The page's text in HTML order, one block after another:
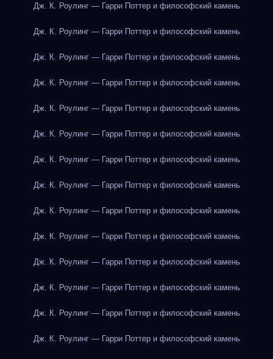
Дж. К. Роулинг — Гарри Поттер и философский камень
Дж. К. Роулинг — Гарри Поттер и философский камень
Дж. К. Роулинг — Гарри Поттер и философский камень
Дж. К. Роулинг — Гарри Поттер и философский камень
Дж. К. Роулинг — Гарри Поттер и философский камень
Дж. К. Роулинг — Гарри Поттер и философский камень
Дж. К. Роулинг — Гарри Поттер и философский камень
Дж. К. Роулинг — Гарри Поттер и философский камень
Дж. К. Роулинг — Гарри Поттер и философский камень
Дж. К. Роулинг — Гарри Поттер и философский камень
Дж. К. Роулинг — Гарри Поттер и философский камень
Дж. К. Роулинг — Гарри Поттер и философский камень
Дж. К. Роулинг — Гарри Поттер и философский камень
Дж. К. Роулинг — Гарри Поттер и философский камень